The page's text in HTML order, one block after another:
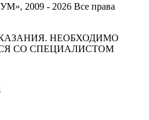
2009 - 2026 Все права
НЕОБХОДИМО
СО СПЕЦИАЛИСТОМ